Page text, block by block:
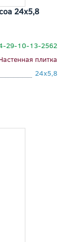
24x5,8
29-10-13-2562
плитка
24x5,8